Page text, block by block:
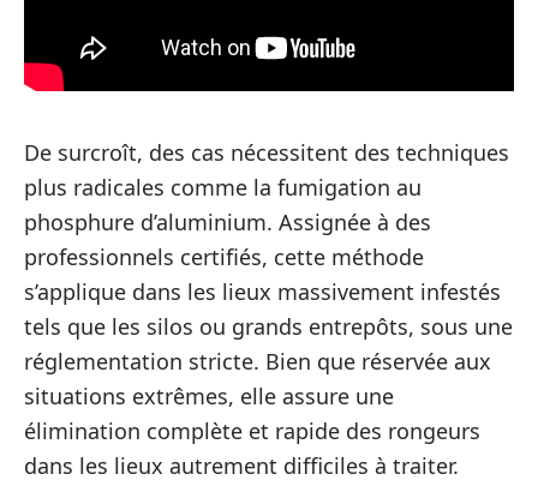
De surcroît, des cas nécessitent des techniques
plus radicales comme la fumigation au
phosphure d’aluminium. Assignée à des
professionnels certifiés, cette méthode
s’applique dans les lieux massivement infestés
tels que les silos ou grands entrepôts, sous une
réglementation stricte. Bien que réservée aux
situations extrêmes, elle assure une
élimination complète et rapide des rongeurs
dans les lieux autrement difficiles à traiter.